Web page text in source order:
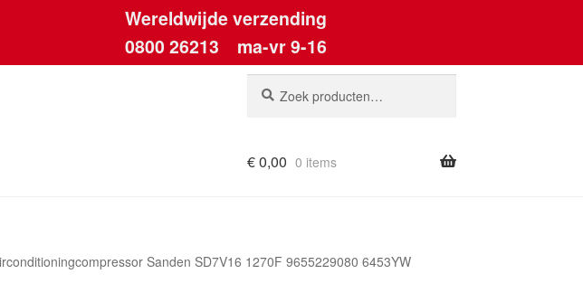
Wereldwijde verzending
0800 26213 ma-vr 9-16
naar:
€0,00 0 items
Sanden SD7V16 1270F 9655229080 6453YW